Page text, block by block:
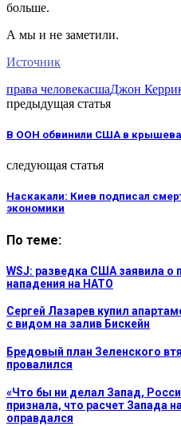
больше.
А мы и не заметили.
Источник
права человекасшаДжон Керри
предыдущая статья
В ООН обвинили США в
следующая статья
Наскакали: Киев подписал
экономики
По теме:
WSJ: разведка США заявила о
нападения на НАТО
Сергей Лазарев купил
с видом на залив Бискейн
Бредовый план Зеленского
провалился
«Что бы ни делал Запад,
признала, что расчет Запада
оправдался